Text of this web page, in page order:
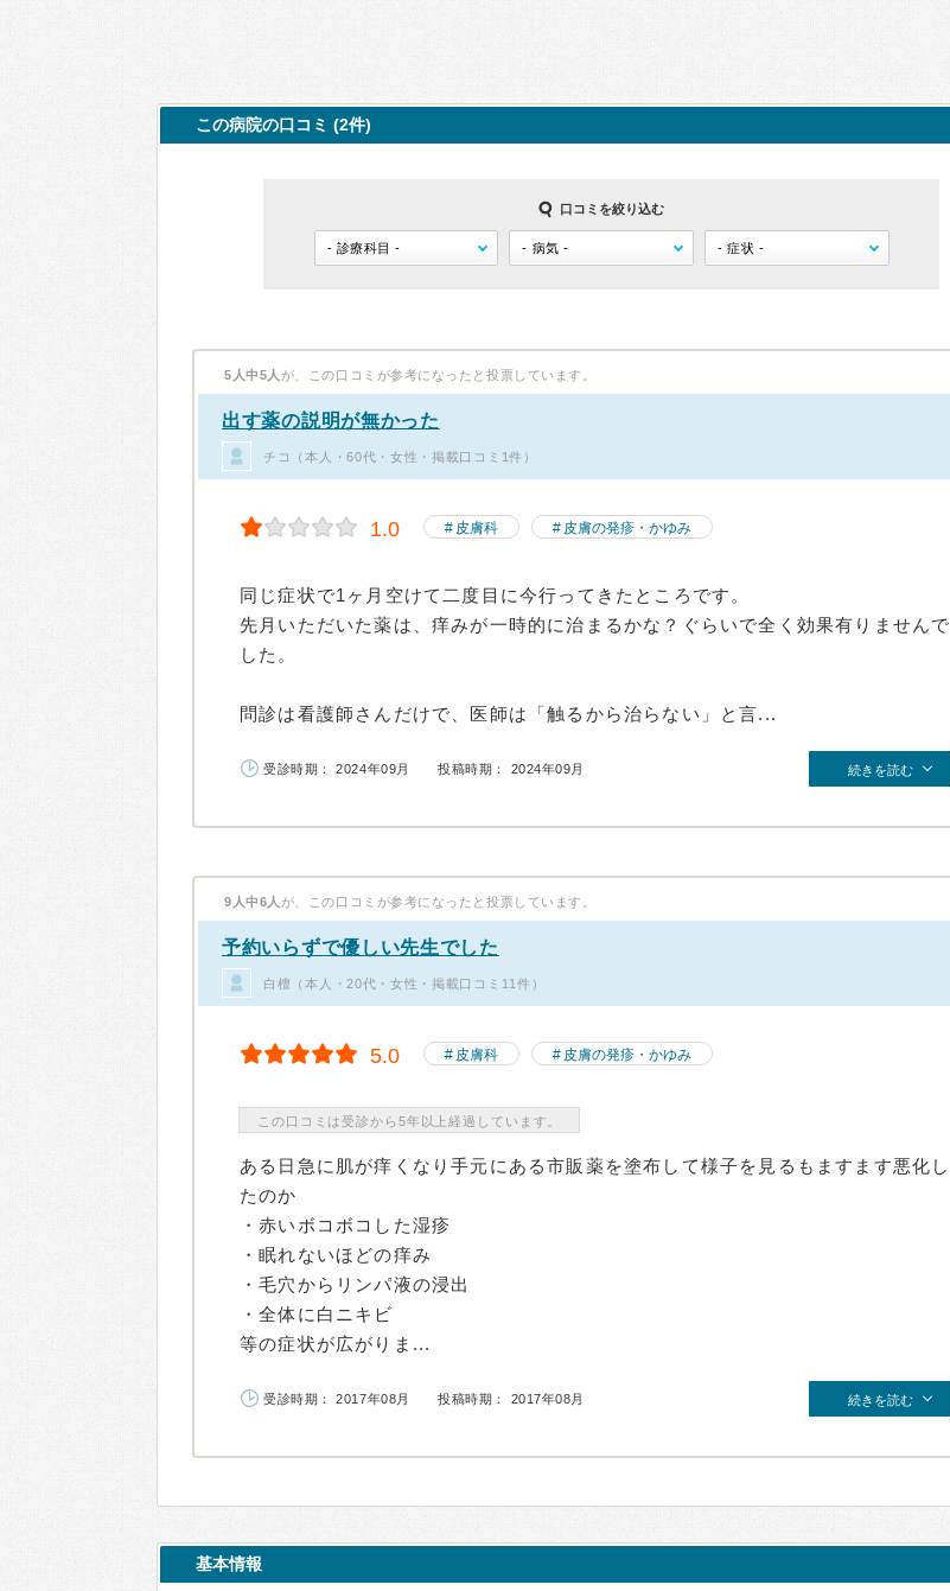
この病院の口コミ (2件)
口コミを絞り込む
5人中5人 が、この口コミが参考になったと投票しています。
出す薬の説明が無かった
チコ（本人・60代・女性・掲載口コミ1件）
1.0 皮膚科 皮膚の発疹・かゆみ
同じ症状で1ヶ月空けて二度目に今行ってきたところです。
先月いただいた薬は、痒みが一時的に治まるかな？ぐらいで全く効果有りませんで
した。
問診は看護師さんだけで、医師は「触るから治らない」と言...
受診時期： 2024年09月 投稿時期： 2024年09月 続きを読む
9人中6人 が、この口コミが参考になったと投票しています。
予約いらずで優しい先生でした
白檀（本人・20代・女性・掲載口コミ11件）
5.0 皮膚科 皮膚の発疹・かゆみ
この口コミは受診から5年以上経過しています。
ある日急に肌が痒くなり手元にある市販薬を塗布して様子を見るもますます悪化し
たのか
・赤いボコボコした湿疹
・眠れないほどの痒み
・毛穴からリンパ液の浸出
・全体に白ニキビ
等の症状が広がりま...
受診時期： 2017年08月 投稿時期： 2017年08月 続きを読む
基本情報